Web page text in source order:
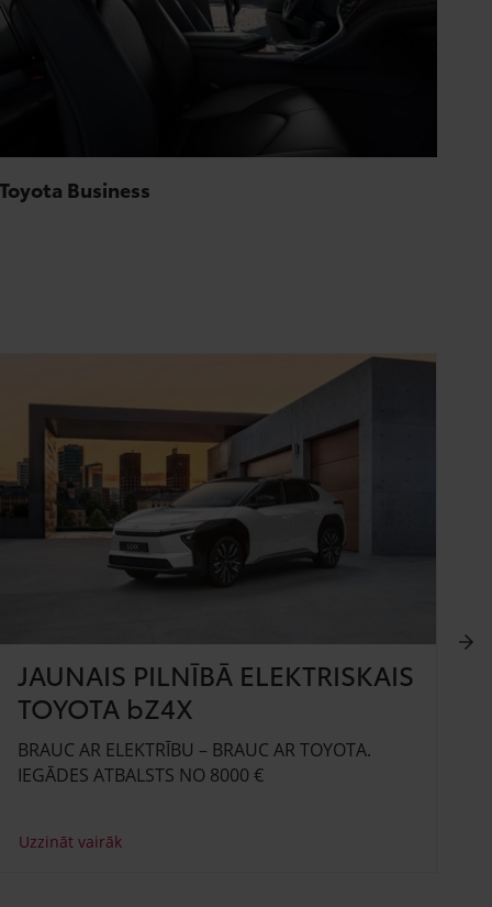
Toyota Business
JAUNAIS PILNĪBĀ ELEKTRISKAIS
TOYOTA bZ4X
BRAUC AR ELEKTRĪBU – BRAUC AR TOYOTA.
IEGĀDES ATBALSTS NO 8000 €
Uzzināt vairāk